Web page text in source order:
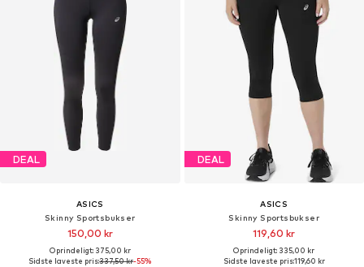
DEAL
ASICS
Skinny Sportsbukser
150,00 kr
Oprindeligt: 375,00 kr
Sidste laveste pris:337,50 kr-55%
DEAL
ASICS
Skinny Sportsbukser
119,60 kr
Oprindeligt: 335,00 kr
Sidste laveste pris:119,60 kr